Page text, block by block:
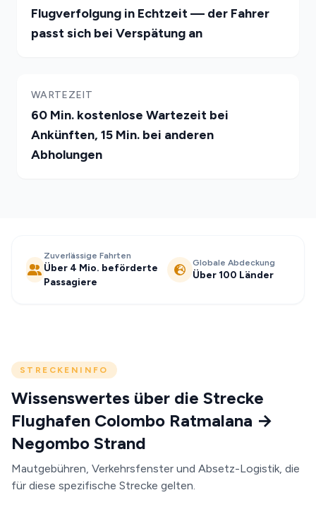
Flugverfolgung in Echtzeit — der Fahrer
passt sich bei Verspätung an
WARTEZEIT
60 Min. kostenlose Wartezeit bei
Ankünften, 15 Min. bei anderen
Abholungen
Zuverlässige Fahrten
Über 4 Mio. beförderte
Passagiere
Globale Abdeckung
Über 100 Länder
STRECKENINFO
Wissenswertes über die Strecke
Flughafen Colombo Ratmalana →
Negombo Strand
Mautgebühren, Verkehrsfenster und Absetz-Logistik, die
für diese spezifische Strecke gelten.